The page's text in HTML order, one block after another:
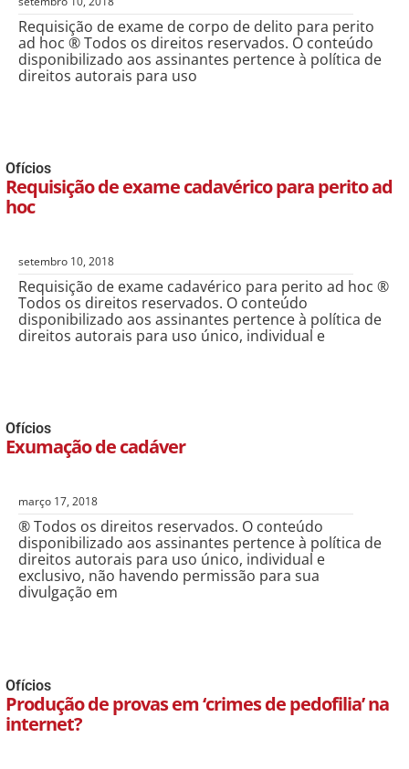
Requisição de exame de corpo de delito para perito
ad hoc ® Todos os direitos reservados. O conteúdo
disponibilizado aos assinantes pertence à política de
direitos autorais para uso
Ofícios
Requisição de exame cadavérico para perito ad
hoc
setembro 10, 2018
Requisição de exame cadavérico para perito ad hoc ®
Todos os direitos reservados. O conteúdo
disponibilizado aos assinantes pertence à política de
direitos autorais para uso único, individual e
Ofícios
Exumação de cadáver
março 17, 2018
® Todos os direitos reservados. O conteúdo
disponibilizado aos assinantes pertence à política de
direitos autorais para uso único, individual e
exclusivo, não havendo permissão para sua
divulgação em
Ofícios
Produção de provas em ‘crimes de pedofilia’ na
internet?